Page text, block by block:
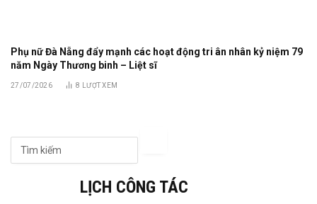
Phụ nữ Đà Nẵng đẩy mạnh các hoạt động tri ân nhân kỷ niệm 79
năm Ngày Thương binh – Liệt sĩ
27/07/2026 8 LƯỢT XEM
LỊCH CÔNG TÁC